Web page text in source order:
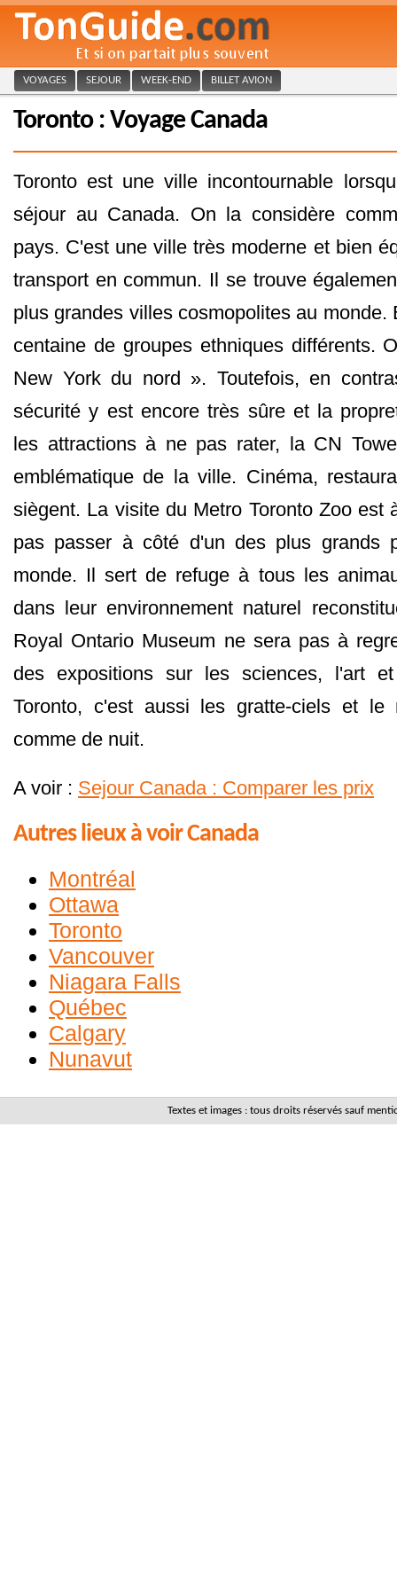
VOYAGES SEJOUR WEEK-END BILLET AVION
Toronto : Voyage Canada
Toronto est une ville incontournable
séjour au Canada. On la considère
pays. C'est une ville très moderne et bien
transport en commun. Il se trouve
plus grandes villes cosmopolites au monde.
centaine de groupes ethniques différents.
New York du nord ». Toutefois, en
sécurité y est encore très sûre et la
les attractions à ne pas rater, la CN
emblématique de la ville. Cinéma,
siègent. La visite du Metro Toronto Zoo est
pas passer à côté d'un des plus grands
monde. Il sert de refuge à tous les
dans leur environnement naturel
Royal Ontario Museum ne sera pas à
des expositions sur les sciences, l'art
Toronto, c'est aussi les gratte-ciels et le
comme de nuit.
A voir : Sejour Canada : Comparer les prix
Autres lieux à voir Canada
Montréal
Ottawa
Toronto
Vancouver
Niagara Falls
Québec
Calgary
Nunavut
Textes et images : tous droits réservés sauf